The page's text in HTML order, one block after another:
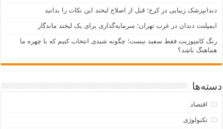
دندانپزشک زیبایی در کرج؛ قبل از اصلاح لبخند این نکات را بدانید
ایمپلنت دندان در غرب تهران؛ سرمایه‌گذاری برای یک لبخند ماندگار
رنگ کامپوزیت فقط سفید نیست؛ چگونه شیدی انتخاب کنیم که با چهره ما
هماهنگ باشد؟
دسته‌ها
اقتصاد
تکنولوژی